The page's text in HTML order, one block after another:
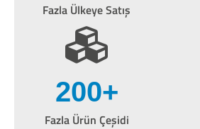
Fazla Ülkeye Satış
Fazla Ürün Çeşidi
200+